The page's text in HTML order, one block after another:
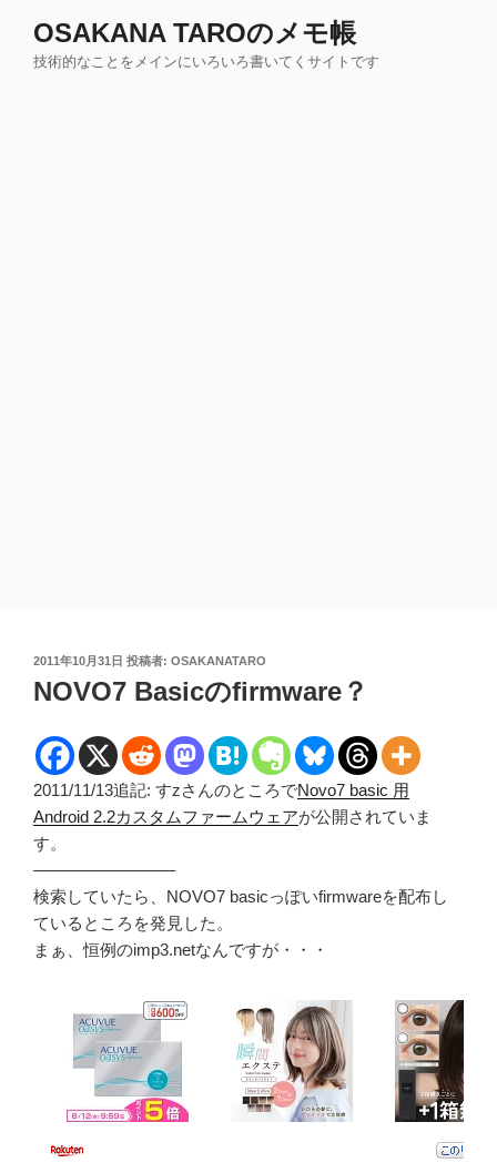
OSAKANA TAROのメモ帳
技術的なことをメインにいろいろ書いてくサイトです
投
稿
日:
2011年10月31日 投稿者: OSAKANATARO
NOVO7 Basicのfirmware？
2011/11/13追記: すzさんのところでNovo7 basic 用
Android 2.2カスタムファームウェアが公開されていま
す。
————————–
検索していたら、NOVO7 basicっぽいfirmwareを配布し
ているところを発見した。
まぁ、恒例のimp3.netなんですが・・・